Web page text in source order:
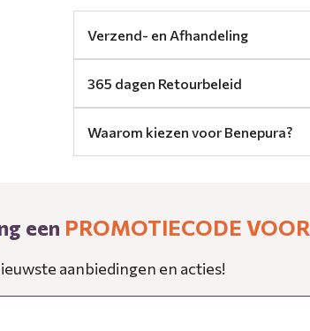
Verzend- en Afhandeling
365 dagen Retourbeleid
Waarom kiezen voor Benepura?
een PROMOTIECODE
aanbiedingen en acties!